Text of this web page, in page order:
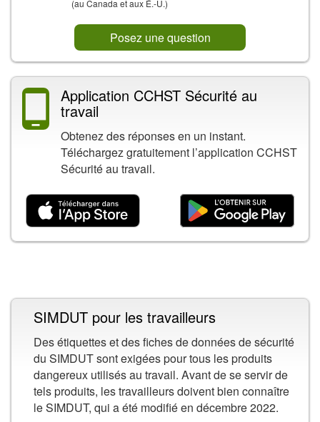
(au Canada et aux É.-U.)
Posez une question
Application CCHST Sécurité au
travail
Obtenez des réponses en un instant.
Téléchargez gratuitement l’application CCHST
Sécurité au travail.
SIMDUT pour les travailleurs
Des étiquettes et des fiches de données de sécurité
du SIMDUT sont exigées pour tous les produits
dangereux utilisés au travail. Avant de se servir de
tels produits, les travailleurs doivent bien connaître
le SIMDUT, qui a été modifié en décembre 2022.